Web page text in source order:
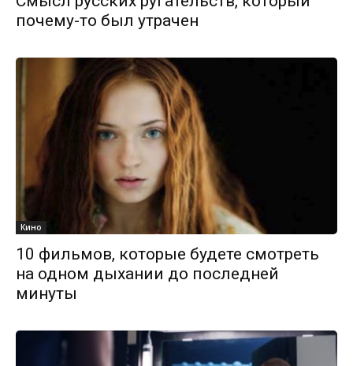
почему-то был утрачен
Кино
10 фильмов, которые будете смотреть
на одном дыхании до последней
минуты